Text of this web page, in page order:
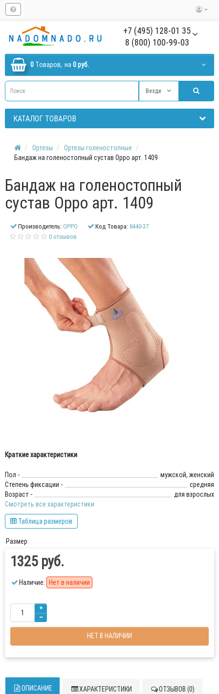
+7 (495) 128-01 35
8 (800) 100-99-03
0 Tоваров, на 0 руб.
Везде
КАТАЛОГ ТОВАРОВ
Ортезы
Ортезы голеностопные
Бандаж на голеностопный сустав Oppo арт. 1409
Бандаж на голеностопный
сустав Oppo арт. 1409
Производитель:OPPO Код Товара: 8440-37
0 отзывов
Краткие характеристики
Пол -
мужской, женский
Степень фиксации -
средняя
Возраст -
для взрослых
Смотреть все характеристики
Таблица размеров
Размер
1325 руб.
Наличие: Нет в наличии
НЕТ В НАЛИЧИИ
ОПИСАНИЕ ХАРАКТЕРИСТИКИ ОТЗЫВОВ (0)